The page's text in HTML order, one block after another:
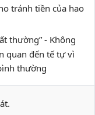
tránh tiền của hao
thường” - Không
quan đến tế tự vì
thường